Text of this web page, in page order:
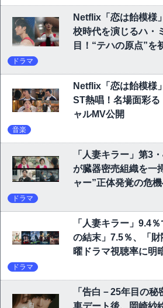
Netflix「恋は飴模様
校時代を演じるハ・
目！“テハの原点”を
ドラマ
Netflix「恋は飴模様
ST熱唱！名場面彩
ャルMV公開
音楽
「人妻キラー」第3
が臓器密売組織を一
ャー”正体発覚の危
ドラマ
「人妻キラー」9.4
の結末」7.5％、「
曜ドラマ視聴率に明
ドラマ
「告白－25年目の
車デート後、岡崎紗